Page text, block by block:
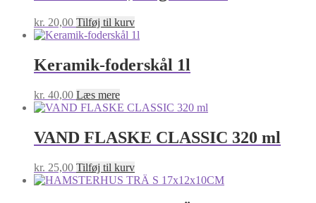
kr. 20,00 Tilføj til kurv
Keramik-foderskål 1l
kr. 40,00 Læs mere
VAND FLASKE CLASSIC 320 ml
kr. 25,00 Tilføj til kurv